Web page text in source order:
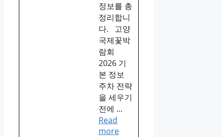
정보를 총
정리합니
다. 고양
국제꽃박
람회
2026 기
본 정보
주차 전략
을 세우기
전에 ...
Read
more